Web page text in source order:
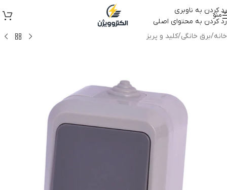
رد کردن به ناوبری
رد کردن به محتوای اصلی
منو
خانه/برق خانگی/کلید و پریز